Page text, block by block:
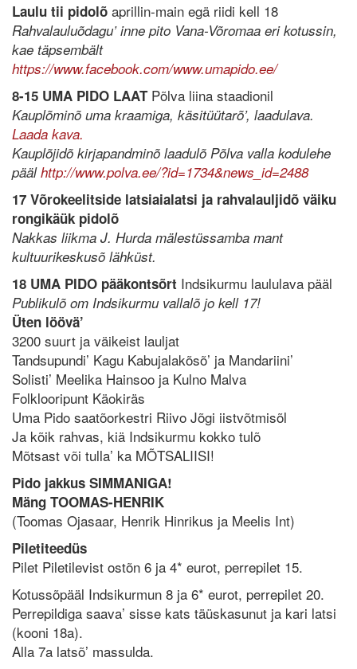
Laulu tii pidolõ aprillin-main egä riidi kell 18
Rahvalauluõdagu’ inne pito Vana-Võromaa eri kotussin,
kae täpsembält
https://www.facebook.com/www.umapido.ee/
8-15 UMA PIDO LAATPõlva liina staadionil
Kauplõminõ uma kraamiga, käsitüütarõ’, laadulava.
Laada kava.
Kauplõjidõ kirjapandminõ laadulõ Põlva valla kodulehe
päälhttp://www.polva.ee/?id=1734&news_id=2488
17 Võrokeelitside latsiaialatsi ja rahvalauljidõ väiku
rongikäük pidolõ
Nakkas liikma J. Hurda mälestüssamba mant
kultuurikeskusõ lähküst.
18 UMA PIDO pääkontsõrt Indsikurmu laululava pääl
Publikulõ om Indsikurmu vallalõ jo kell 17!
Üten löövä’
3200 suurt ja väikeist lauljat
Tandsupundi’ Kagu Kabujalakõsõ’ ja Mandariini’
Solisti’ Meelika Hainsoo ja Kulno Malva
Folklooripunt Käokiräs
Uma Pido saatõorkestri Riivo Jõgi iistvõtmisõl
Ja kõik rahvas, kiä Indsikurmu kokko tulõ
Mõtsast või tulla’ ka MÕTSALIISI!
Pido jakkus SIMMANIGA!
Mäng TOOMAS-HENRIK
(Toomas Ojasaar, Henrik Hinrikus ja Meelis Int)
Piletiteedüs
Pilet Piletilevist ostõn 6 ja 4* eurot, perrepilet 15.
Kotussõpääl Indsikurmun 8 ja 6* eurot, perrepilet 20.
Perrepildiga saava’ sisse kats täüskasunut ja kari latsi
(kooni 18a).
Alla 7a latsõ’ massulda.